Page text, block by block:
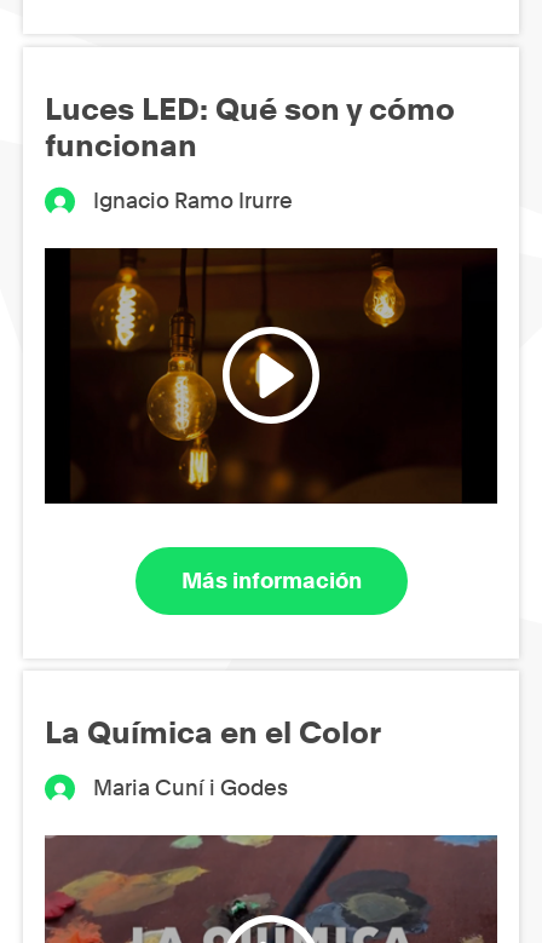
Luces LED: Qué son y cómo
funcionan
Ignacio Ramo Irurre
Más información
La Química en el Color
Maria Cuní i Godes